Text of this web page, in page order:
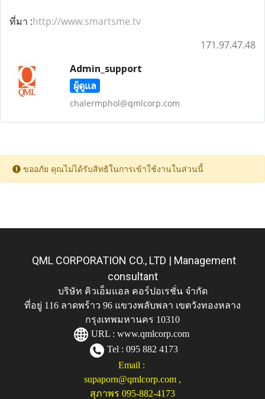
ที่มา :http://www.smartsme.tv
171.97.47.48
Admin_support
ผู้ดูแล
chalermphol@qmlcorp.com
ขออภัย คุณไม่ได้รับสิทธิในการเข้าใช้งานในส่วนนี้
QML CORPORATION CO., LTD | Management
consultant
บริษัท คิวเอ็มแอล คอร์ปอเรชั่น จำกัด
ที่อยู่ 116 ลาดพร้าว 96 แขวงพลับพลา เขตวังทองหลาง
กรุงเทพมหานคร 10310
URL : www.qmlcorp.com
Tel : 095 882 4173
Email :
supaporn@qmlcorp.com ,
สุภาพร 095-882-4173